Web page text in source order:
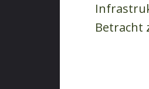
Betracht